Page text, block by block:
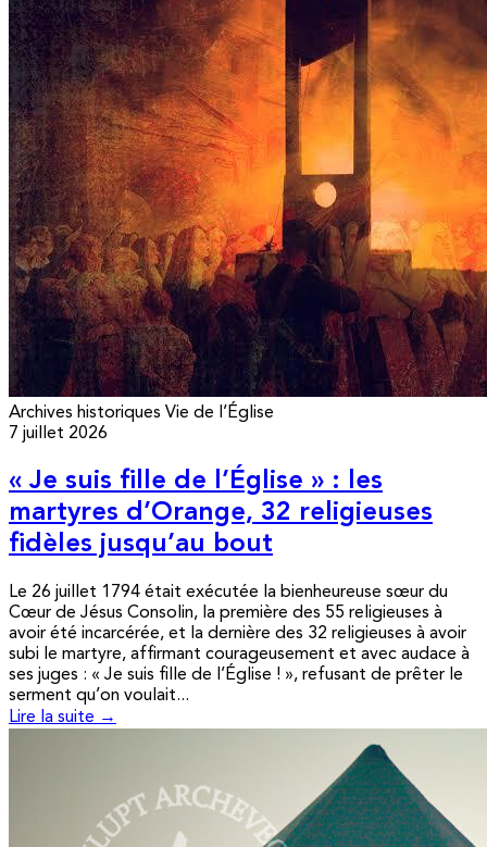
Archives historiques Vie de l’Église
7 juillet 2026
« Je suis fille de l’Église » : les
martyres d’Orange, 32 religieuses
fidèles jusqu’au bout
Le 26 juillet 1794 était exécutée la bienheureuse sœur du
Cœur de Jésus Consolin, la première des 55 religieuses à
avoir été incarcérée, et la dernière des 32 religieuses à avoir
subi le martyre, affirmant courageusement et avec audace à
ses juges : « Je suis fille de l’Église ! », refusant de prêter le
serment qu’on voulait...
Lire la suite →